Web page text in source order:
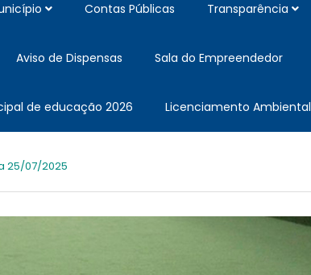
Contas Públicas Transparência
Aviso de Dispensas Sala do Empreendedor
de educação 2026 Licenciamento Ambiental
25/07/2025